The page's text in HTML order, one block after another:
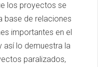
los proyectos se
base de relaciones
importantes en el
así lo demuestra la
paralizados,